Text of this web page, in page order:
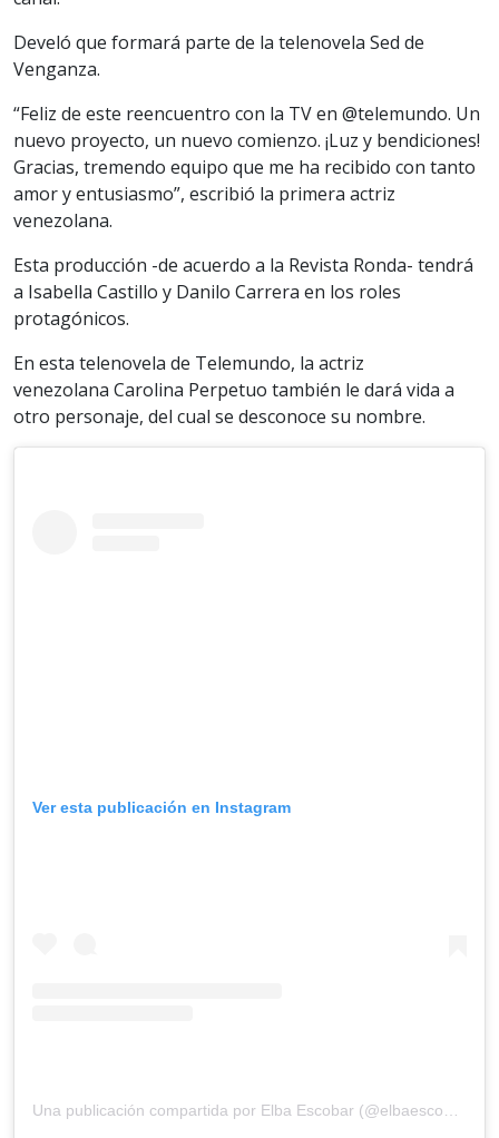
Develó que formará parte de la telenovela Sed de
Venganza.
“Feliz de este reencuentro con la TV en @telemundo. Un
nuevo proyecto, un nuevo comienzo. ¡Luz y bendiciones!
Gracias, tremendo equipo que me ha recibido con tanto
amor y entusiasmo”, escribió la primera actriz
venezolana.
Esta producción -de acuerdo a la Revista Ronda- tendrá
a Isabella Castillo y Danilo Carrera en los roles
protagónicos.
En esta telenovela de Telemundo, la actriz
venezolana Carolina Perpetuo también le dará vida a
otro personaje, del cual se desconoce su nombre.
Ver esta publicación en Instagram